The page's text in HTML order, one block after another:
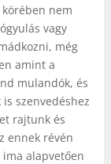
nem
vagy
még
amint a
mulandók, és
szenvedéshez
rajtunk és
ennek révén
alapvetően